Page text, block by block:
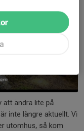
att ändra lite på
inte längre aktuellt. Vi
utomhus, så kom